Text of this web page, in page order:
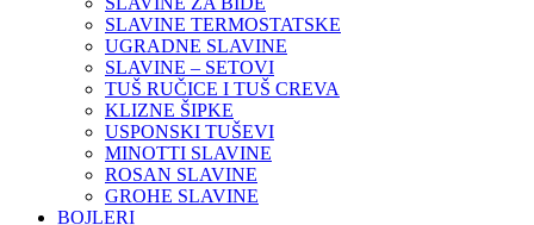
SLAVINE TERMOSTATSKE
UGRADNE SLAVINE
SLAVINE – SETOVI
TUŠ RUČICE I TUŠ CREVA
KLIZNE ŠIPKE
USPONSKI TUŠEVI
MINOTTI SLAVINE
ROSAN SLAVINE
GROHE SLAVINE
BOJLERI